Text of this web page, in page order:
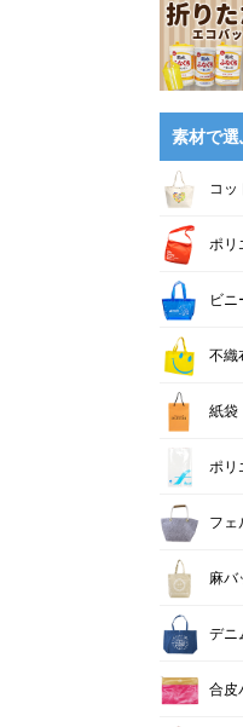
素材で選
コッ
ポリ
ビニ
不織
紙袋
ポリ
フェ
麻バ
デニ
合皮